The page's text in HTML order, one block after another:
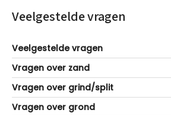
Veelgestelde vragen
Veelgestelde vragen
Vragen over zand
Vragen over grind/split
Vragen over grond